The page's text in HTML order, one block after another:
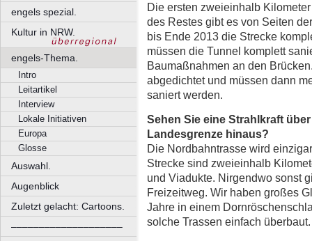
engels spezial.
Kultur in NRW.
engels-Thema.
Intro
Leitartikel
Interview
Lokale Initiativen
Europa
Glosse
Auswahl.
Augenblick
Zuletzt gelacht: Cartoons.
––––––––––––––––––––
Die ersten zweieinhalb
des Restes gibt es von Seiten
bis Ende 2013 die Strecke
müssen die Tunnel komplett
Baumaßnahmen an den
abgedichtet und müssen dann
saniert werden.
Sehen Sie eine Strahlkraft
Landesgrenze hinaus?
Die Nordbahntrasse wird
Strecke sind zweieinhalb
und Viadukte. Nirgendwo sonst
Freizeitweg. Wir haben großes
Jahre in einem
solche Trassen einfach überbaut.